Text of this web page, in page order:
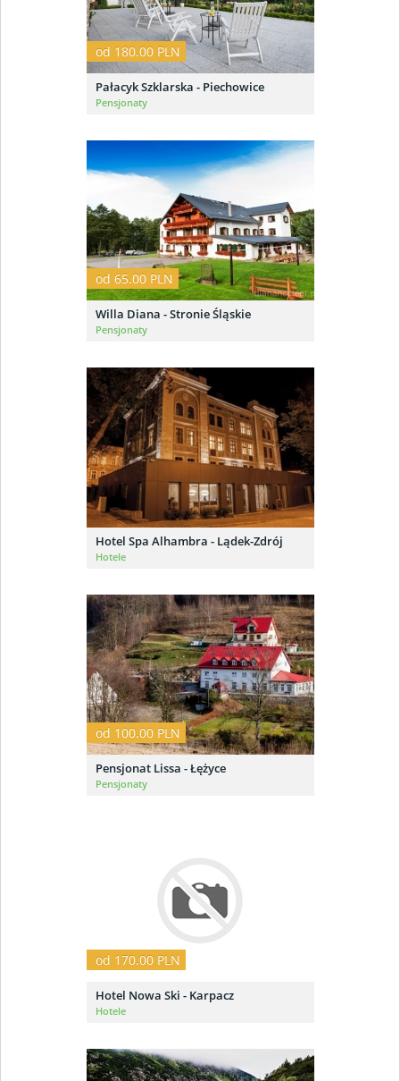
od 180.00 PLN
Pałacyk Szklarska - Piechowice
Pensjonaty
od 65.00 PLN
Willa Diana - Stronie Śląskie
Pensjonaty
Hotel Spa Alhambra - Lądek-Zdrój
Hotele
od 100.00 PLN
Pensjonat Lissa - Łężyce
Pensjonaty
od 170.00 PLN
Hotel Nowa Ski - Karpacz
Hotele